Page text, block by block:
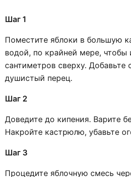
Шаг 1
Поместите яблоки в большую
водой, по крайней мере, чтобы
сантиметров сверху. Добавьте
душистый перец.
Шаг 2
Доведите до кипения. Варите
Накройте кастрюлю, убавьте
Шаг 3
Процедите яблочную смесь